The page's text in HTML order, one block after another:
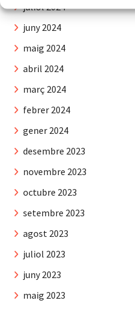
juliol 2024
juny 2024
maig 2024
abril 2024
març 2024
febrer 2024
gener 2024
desembre 2023
novembre 2023
octubre 2023
setembre 2023
agost 2023
juliol 2023
juny 2023
maig 2023